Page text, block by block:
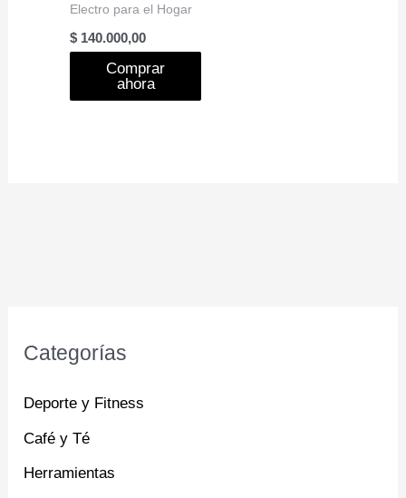
Categorías
Deporte y Fitness
Café y Té
Herramientas
Electro para el Hogar
$ 140.000,00
Comprar
ahora